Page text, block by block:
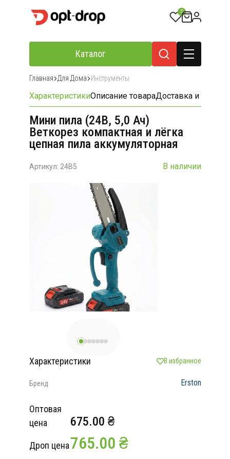
0
Каталог
Главная Для Дома Инструменты
ХарактеристикиОписание товараДоставка и оплата
Мини пила (24В​​​​​​​, 5,0 Ач)
Веткорез компактная и лёгка
цепная пила аккумуляторная
Артикул: 24B5 В наличии
Характеристики В избранное
Бренд Erston
Оптовая
цена
675.00 ₴
Дроп цена765.00 ₴